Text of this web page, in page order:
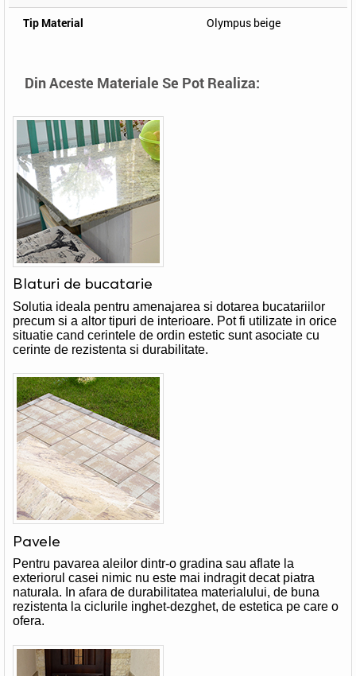
Tip Material Olympus beige
Din Aceste Materiale Se Pot Realiza:
Blaturi de bucatarie
Solutia ideala pentru amenajarea si dotarea bucatariilor
precum si a altor tipuri de interioare. Pot fi utilizate in orice
situatie cand cerintele de ordin estetic sunt asociate cu
cerinte de rezistenta si durabilitate.
Pavele
Pentru pavarea aleilor dintr-o gradina sau aflate la
exteriorul casei nimic nu este mai indragit decat piatra
naturala. In afara de durabilitatea materialului, de buna
rezistenta la ciclurile inghet-dezghet, de estetica pe care o
ofera.